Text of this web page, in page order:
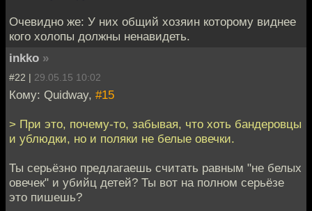
Очевидно же: У них общий хозяин которому виднее
кого холопы должны ненавидеть.
inkko »
#22 | 29.05.15 10:02
Кому: Quidway, #15
> При это, почему-то, забывая, что хоть бандеровцы
и ублюдки, но и поляки не белые овечки.
Ты серьёзно предлагаешь считать равным "не белых
овечек" и убийц детей? Ты вот на полном серьёзе
это пишешь?